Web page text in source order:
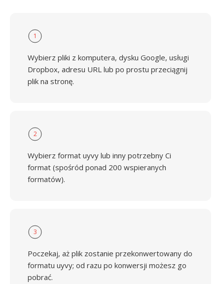
1
Wybierz pliki z komputera, dysku Google, usługi
Dropbox, adresu URL lub po prostu przeciągnij
plik na stronę.
2
Wybierz format uyvy lub inny potrzebny Ci
format (spośród ponad 200 wspieranych
formatów).
3
Poczekaj, aż plik zostanie przekonwertowany do
formatu uyvy; od razu po konwersji możesz go
pobrać.